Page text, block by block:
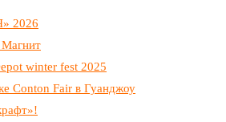
2026
winter fest 2025
Conton Fair в Гуанджоу